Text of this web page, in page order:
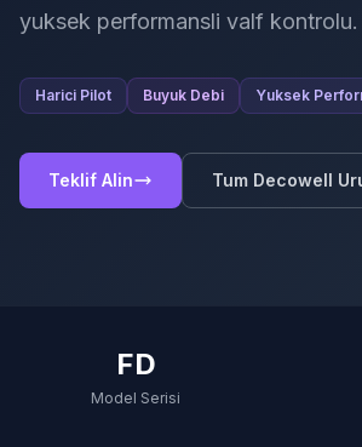
yuksek performansli valf kontrolu.
Harici Pilot Buyuk Debi Yuksek
Teklif Alin Tum Decowell
FD
Model Serisi